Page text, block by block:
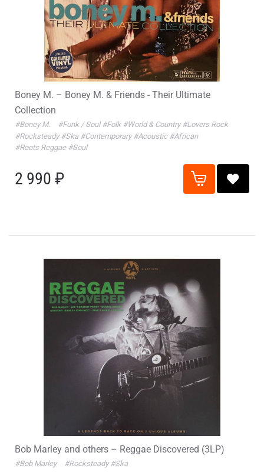
Boney M. – Boney M. & Friends - Their Ultimate
Collection
#Boney M. #Funk / Soul #Folk #World & Country #Lovers Rock
#Rocksteady #Ska #Contemporary #Acoustic #African
#Roots Reggae #Soul
2 990 ₽
Bob Marley and others – Reggae Discovered (3LP)
#Bob Marley #Rocksteady #Ska